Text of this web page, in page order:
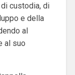
custodia, di
e della
al
al suo